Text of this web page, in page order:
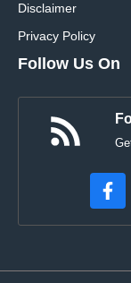
Disclaimer
Privacy Policy
Follow Us On